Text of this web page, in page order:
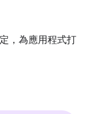
，為應用程式打